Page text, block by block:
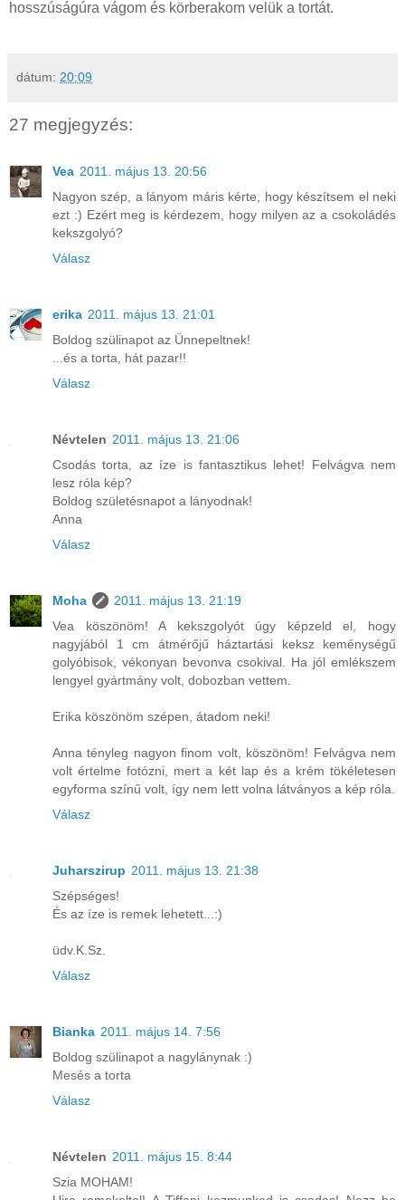
hosszúságúra vágom és körberakom velük a tortát.
dátum: 20:09
27 megjegyzés:
Vea 2011. május 13. 20:56
Nagyon szép, a lányom máris kérte, hogy készítsem el neki
ezt :) Ezért meg is kérdezem, hogy milyen az a csokoládés
kekszgolyó?
Válasz
erika 2011. május 13. 21:01
Boldog szülinapot az Ünnepeltnek!
...és a torta, hát pazar!!
Válasz
Névtelen 2011. május 13. 21:06
Csodás torta, az íze is fantasztikus lehet! Felvágva nem
lesz róla kép?
Boldog születésnapot a lányodnak!
Anna
Válasz
Moha
2011. május 13. 21:19
Vea köszönöm! A kekszgolyót úgy képzeld el, hogy
nagyjából 1 cm átmérőjű háztartási keksz keménységű
golyóbisok, vékonyan bevonva csokival. Ha jól emlékszem
lengyel gyártmány volt, dobozban vettem.
Erika köszönöm szépen, átadom neki!
Anna tényleg nagyon finom volt, köszönöm! Felvágva nem
volt értelme fotózni, mert a két lap és a krém tökéletesen
egyforma színű volt, így nem lett volna látványos a kép róla.
Válasz
Juharszirup 2011. május 13. 21:38
Szépséges!
És az íze is remek lehetett...:)
üdv.K.Sz.
Válasz
Bianka 2011. május 14. 7:56
Boldog szülinapot a nagylánynak :)
Mesés a torta
Válasz
Névtelen 2011. május 15. 8:44
Szia MOHAM!